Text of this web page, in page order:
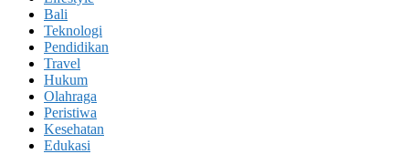
Bali
Teknologi
Pendidikan
Travel
Hukum
Olahraga
Peristiwa
Kesehatan
Edukasi